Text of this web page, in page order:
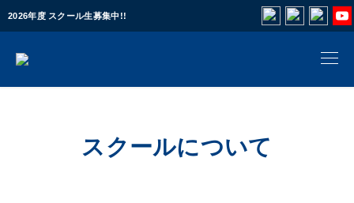
2026年度 スクール生募集中!!
スクールについて